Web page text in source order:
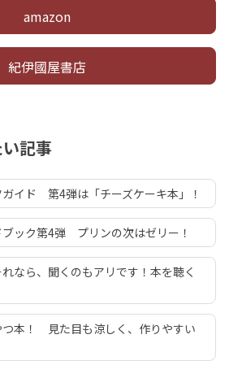
amazon
紀伊國屋書店
記事
イド 第4弾は「チーズケーキ本」！
ック第4弾 プリンの次はゼリー！
なら、聞くのもアリです！本を聴く
つ本！ 見た目も涼しく、作りやすい